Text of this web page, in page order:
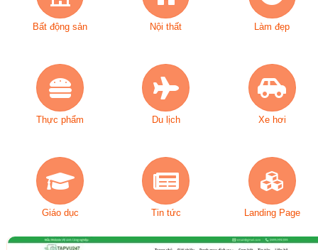
Bất động sản Nội thất Làm đẹp
Thực phẩm Du lịch Xe hơi
Giáo dục Tin tức Landing Page